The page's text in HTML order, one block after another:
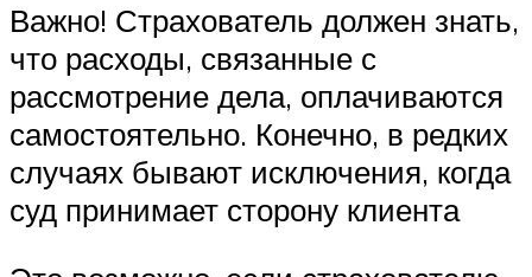
Важно! Страхователь должен знать,
что расходы, связанные с
рассмотрение дела, оплачиваются
самостоятельно. Конечно, в редких
случаях бывают исключения, когда
суд принимает сторону клиента